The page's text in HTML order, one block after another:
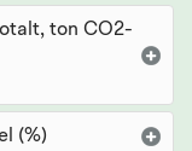
ton CO2-
(%)